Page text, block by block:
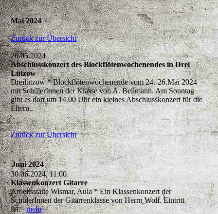
Mai 2024
Zurück zur Übersicht
26.05.2024
Abschlusskonzert des Blockflötenwochenendes in Drei
Lützow
Dreilützow * Blockflötenwochenende vom 24.-26.Mai 2024
mit SchülerInnen der Klasse von A. Bellmann. Am Sonntag
gibt es dort um 14.00 Uhr ein kleines Abschlusskonzert für die
Eltern..
Zurück zur Übersicht
Juni 2024
30.06.2024, 11:00
Klassenkonzert Gitarre
Arbeitsstätte Wismar, Aula * Ein Klassenkonzert der
SchülerInnen der Gitarrenklasse von Herrn Wolf. Eintritt
fei.mehr